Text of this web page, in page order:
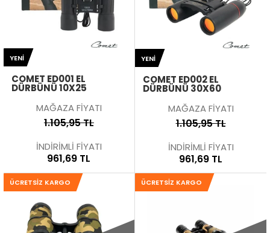
COMET ED001 EL
DÜRBÜNÜ 10X25
MAĞAZA FİYATI
1.105,95 TL
İNDİRİMLİ FİYATI
961,69 TL
YENI
COMET ED002 EL
DÜRBÜNÜ 30X60
MAĞAZA FİYATI
1.105,95 TL
İNDİRİMLİ FİYATI
961,69 TL
YENI
ÜCRETSIZ KARGO ÜCRETSIZ KARGO